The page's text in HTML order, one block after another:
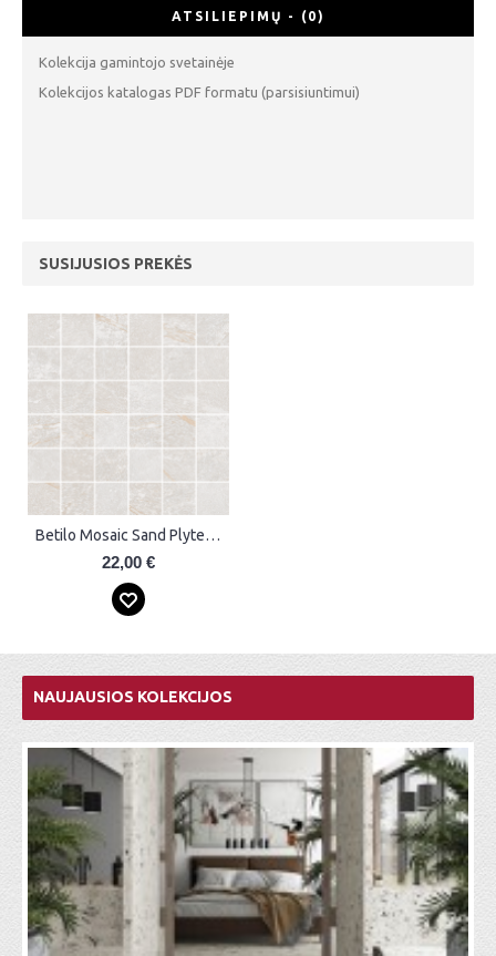
ATSILIEPIMŲ - (0)
Kolekcija gamintojo svetainėje
Kolekcijos katalogas PDF formatu (parsisiuntimui)
SUSIJUSIOS PREKĖS
Betilo Mosaic Sand Plytelės
22,00 €
NAUJAUSIOS KOLEKCIJOS